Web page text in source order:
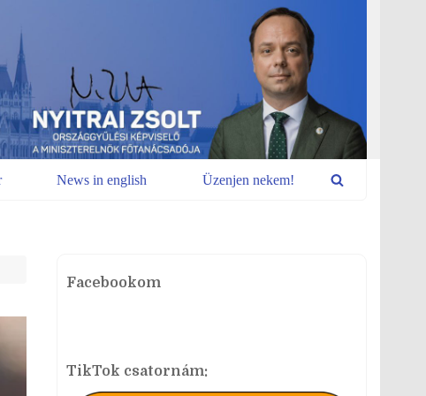
News in english Üzenjen nekem!
Facebookom
TikTok csatornám: